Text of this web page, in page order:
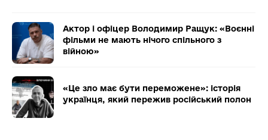
Актор і офіцер Володимир Ращук: «Воєнні
фільми не мають нічого спільного з
війною»
«Це зло має бути переможене»: історія
українця, який пережив російський полон